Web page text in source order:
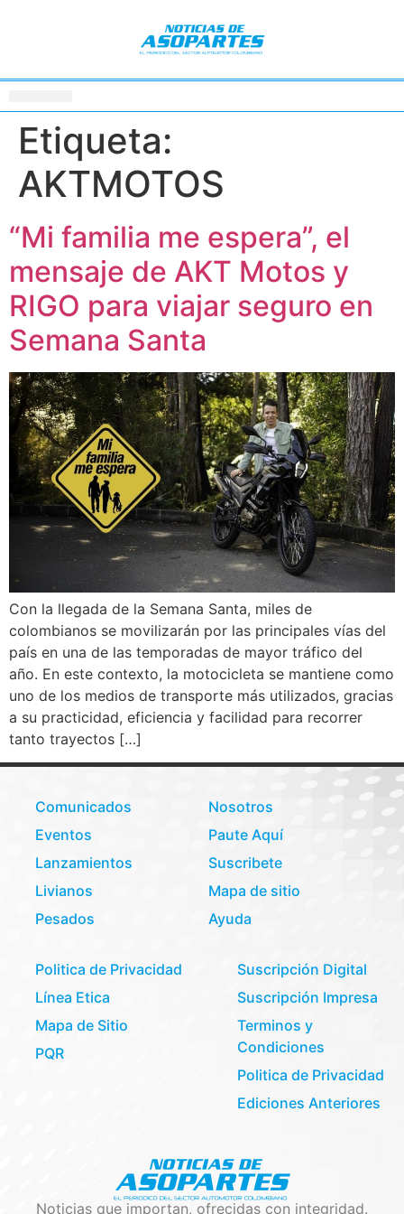
Etiqueta:
AKTMOTOS
“Mi familia me espera”, el
mensaje de AKT Motos y
RIGO para viajar seguro en
Semana Santa
Con la llegada de la Semana Santa, miles de
colombianos se movilizarán por las principales vías del
país en una de las temporadas de mayor tráfico del
año. En este contexto, la motocicleta se mantiene como
uno de los medios de transporte más utilizados, gracias
a su practicidad, eficiencia y facilidad para recorrer
tanto trayectos […]
Comunicados
Eventos
Lanzamientos
Livianos
Pesados
Nosotros
Paute Aquí
Suscribete
Mapa de sitio
Ayuda
Politica de Privacidad
Línea Etica
Mapa de Sitio
PQR
Suscripción Digital
Suscripción Impresa
Terminos y
Condiciones
Politica de Privacidad
Ediciones Anteriores
Noticias que importan, ofrecidas con integridad.